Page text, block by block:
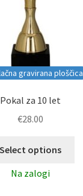
gravirana ploščica
Pokal za 10 let
€28.00
Select options
Na zalogi